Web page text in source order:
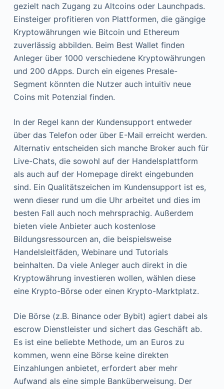
gezielt nach Zugang zu Altcoins oder Launchpads.
Einsteiger profitieren von Plattformen, die gängige
Kryptowährungen wie Bitcoin und Ethereum
zuverlässig abbilden. Beim Best Wallet finden
Anleger über 1000 verschiedene Kryptowährungen
und 200 dApps. Durch ein eigenes Presale-
Segment könnten die Nutzer auch intuitiv neue
Coins mit Potenzial finden.
In der Regel kann der Kundensupport entweder
über das Telefon oder über E-Mail erreicht werden.
Alternativ entscheiden sich manche Broker auch für
Live-Chats, die sowohl auf der Handelsplattform
als auch auf der Homepage direkt eingebunden
sind. Ein Qualitätszeichen im Kundensupport ist es,
wenn dieser rund um die Uhr arbeitet und dies im
besten Fall auch noch mehrsprachig. Außerdem
bieten viele Anbieter auch kostenlose
Bildungsressourcen an, die beispielsweise
Handelsleitfäden, Webinare und Tutorials
beinhalten. Da viele Anleger auch direkt in die
Kryptowährung investieren wollen, wählen diese
eine Krypto-Börse oder einen Krypto-Marktplatz.
Die Börse (z.B. Binance oder Bybit) agiert dabei als
escrow Dienstleister und sichert das Geschäft ab.
Es ist eine beliebte Methode, um an Euros zu
kommen, wenn eine Börse keine direkten
Einzahlungen anbietet, erfordert aber mehr
Aufwand als eine simple Banküberweisung. Der